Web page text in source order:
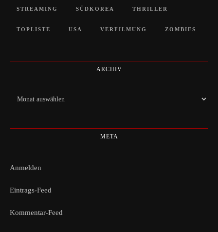
STREAMING SÜDKOREA THRILLER
TOPLISTE USA VERFILMUNG ZOMBIES
ARCHIV
Archiv
META
Anmelden
Eintrags-Feed
Kommentar-Feed